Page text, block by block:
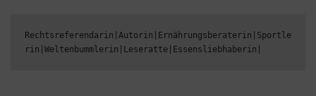
Rechtsreferendarin|Autorin|Ernährungsberaterin|Sportle
rin|Weltenbummlerin|Leseratte|Essensliebhaberin|